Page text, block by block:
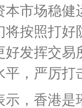
场稳健
将按照打
发挥交
平，严厉
香港是